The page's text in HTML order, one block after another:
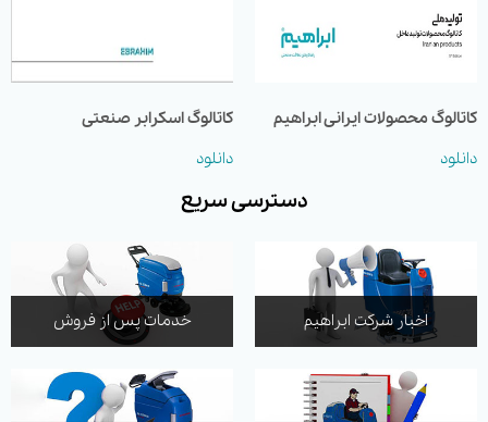
کاتالوگ محصولات ایرانی ابراهیم
دانلود
کاتالوگ اسکرابر صنعتی
دانلود
دسترسی سریع
اخبار شرکت ابراهیم خدمات پس از فروش